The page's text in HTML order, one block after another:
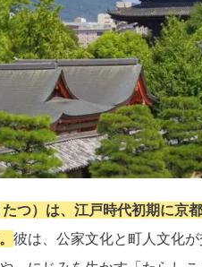
つ）は、江戸時代初期に京
彼は、公家文化と町人文化